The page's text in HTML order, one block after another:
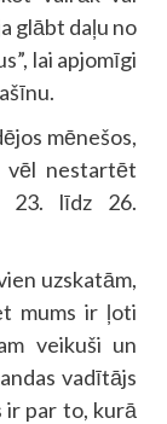
glābt daļu no
lai apjomīgi
mēnešos,
vēl nestartēt
23. līdz 26.
uzskatām,
mums ir ļoti
veikuši un
vadītājs
ir par to, kurā